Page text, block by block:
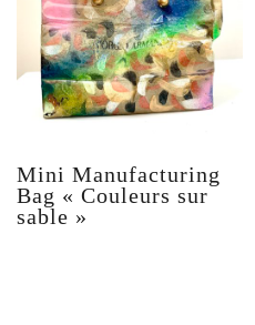
Mini Manufacturing
Bag « Couleurs sur
sable »